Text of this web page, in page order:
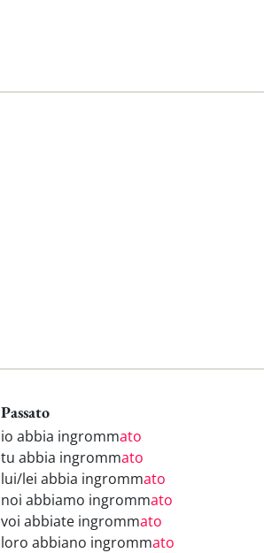
Passato
io abbia ingrommato
tu abbia ingrommato
lui/lei abbia ingrommato
noi abbiamo ingrommato
voi abbiate ingrommato
loro abbiano ingrommato